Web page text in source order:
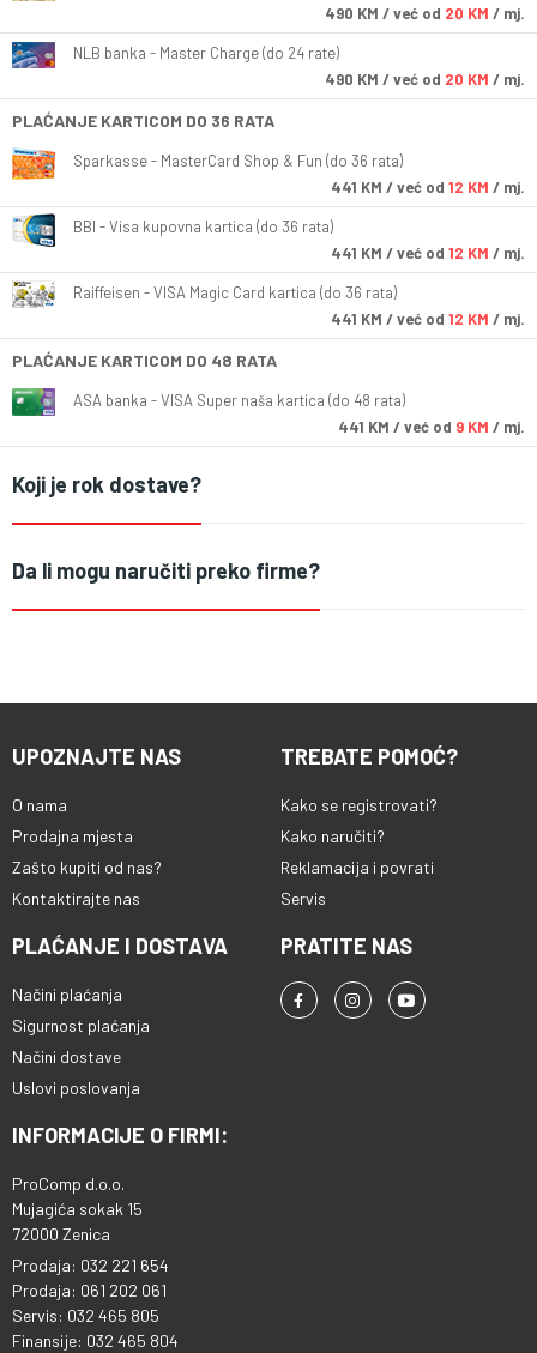
490 KM / već od 20 KM / mj.
NLB banka - Master Charge (do 24 rate)
490 KM / već od 20 KM / mj.
PLAĆANJE KARTICOM DO 36 RATA
Sparkasse - MasterCard Shop & Fun (do 36 rata)
441 KM / već od 12 KM / mj.
BBI - Visa kupovna kartica (do 36 rata)
441 KM / već od 12 KM / mj.
Raiffeisen - VISA Magic Card kartica (do 36 rata)
441 KM / već od 12 KM / mj.
PLAĆANJE KARTICOM DO 48 RATA
ASA banka - VISA Super naša kartica (do 48 rata)
441 KM / već od 9 KM / mj.
Koji je rok dostave?
Da li mogu naručiti preko firme?
UPOZNAJTE NAS
O nama
Prodajna mjesta
Zašto kupiti od nas?
Kontaktirajte nas
TREBATE POMOĆ?
Kako se registrovati?
Kako naručiti?
Reklamacija i povrati
Servis
PLAĆANJE I DOSTAVA
Načini plaćanja
Sigurnost plaćanja
Načini dostave
Uslovi poslovanja
PRATITE NAS
INFORMACIJE O FIRMI:
ProComp d.o.o.
Mujagića sokak 15
72000 Zenica
Prodaja: 032 221 654
Prodaja: 061 202 061
Servis: 032 465 805
Finansije: 032 465 804